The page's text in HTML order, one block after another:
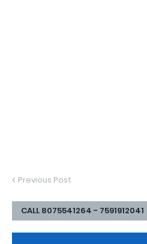
Previous Post
CALL 8075541264 - 7591912041